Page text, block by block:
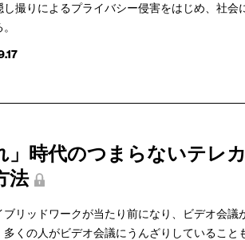
し撮りによるプライバシー侵害をはじめ、社会
」時代のつまらないテレ
法
ブリッドワークが当たり前になり、ビデオ会議
くの人がビデオ会議にうんざりしていること